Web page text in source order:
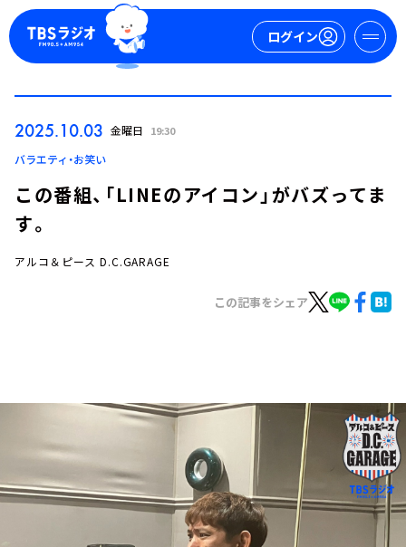
ログイン
ログイン
お知らせ
イベント・グッズ
YouTube
会社情報
2025.10.03 金曜日 19:30
バラエティ・お笑い
この番組、「LINEのアイコン」がバズってま
す。
アルコ＆ピース D.C.GARAGE
この記事をシェア